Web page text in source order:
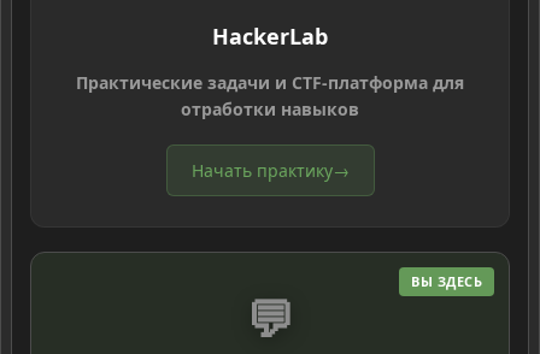
HackerLab
Практические задачи и CTF-платформа для
отработки навыков
Начать практику→
ВЫ ЗДЕСЬ
💬